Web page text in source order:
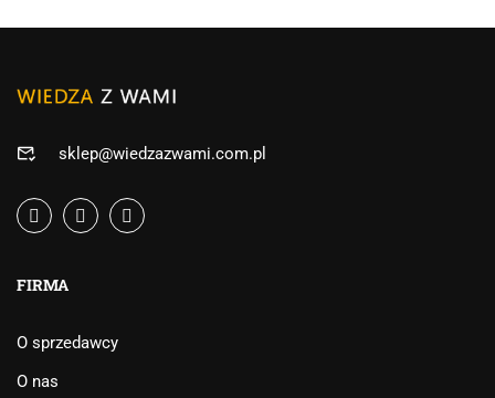
sklep@wiedzazwami.com.pl
FIRMA
O sprzedawcy
O nas